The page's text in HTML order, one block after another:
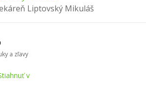
Liptovský Mikuláš
a zľavy
v